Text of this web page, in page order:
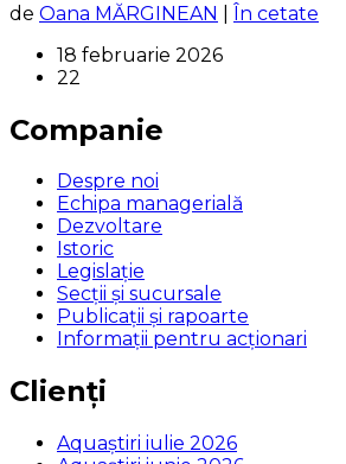
de Oana MĂRGINEAN
În cetate
18 februarie 2026
22
Companie
Despre noi
Echipa managerială
Dezvoltare
Istoric
Legislaţie
Secţii şi sucursale
Publicații și rapoarte
Informații pentru acționari
Clienți
Aquaștiri iulie 2026